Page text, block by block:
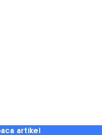
artikel